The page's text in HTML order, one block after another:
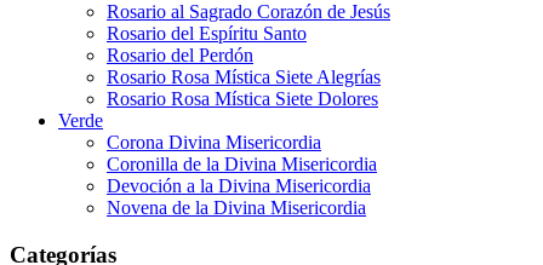
Rosario al Sagrado Corazón de Jesús
Rosario del Espíritu Santo
Rosario del Perdón
Rosario Rosa Mística Siete Alegrías
Rosario Rosa Mística Siete Dolores
Verde
Corona Divina Misericordia
Coronilla de la Divina Misericordia
Devoción a la Divina Misericordia
Novena de la Divina Misericordia
Categorías